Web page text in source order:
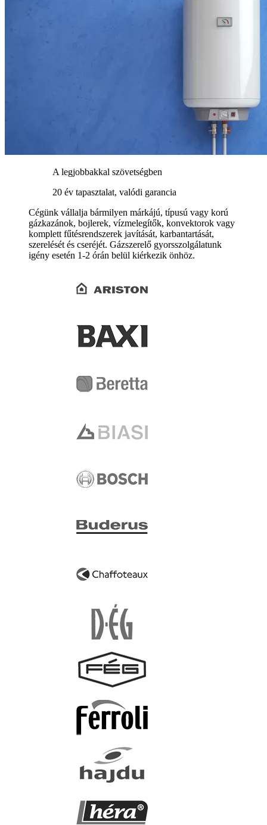
A legjobbakkal szövetségben
20 év tapasztalat, valódi garancia
Cégünk vállalja bármilyen márkájú, típusú vagy korú
gázkazánok, bojlerek, vízmelegítők, konvektorok vagy
komplett fűtésrendszerek javítását, karbantartását,
szerelését és cseréjét. Gázszerelő gyorsszolgálatunk
igény esetén 1-2 órán belül kiérkezik önhöz.